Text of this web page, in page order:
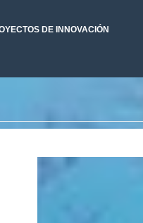
DE INNOVACIÓN